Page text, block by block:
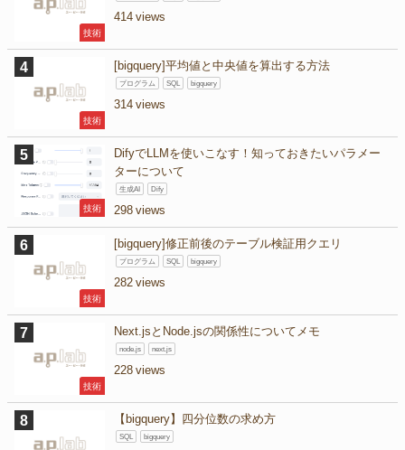
技術
414
技術
[bigquery]平均値と中央値を算出する方法
プログラム SQL bigquery
314
技術
DifyでLLMを使いこなす！知っておきたいパラメー
ターについて
生成AI Dify
298
技術
[bigquery]修正前後のテーブル検証用クエリ
プログラム SQL bigquery
282
技術
Next.jsとNode.jsの関係性についてメモ
node.js next.js
228
【bigquery】四分位数の求め方
SQL bigquery